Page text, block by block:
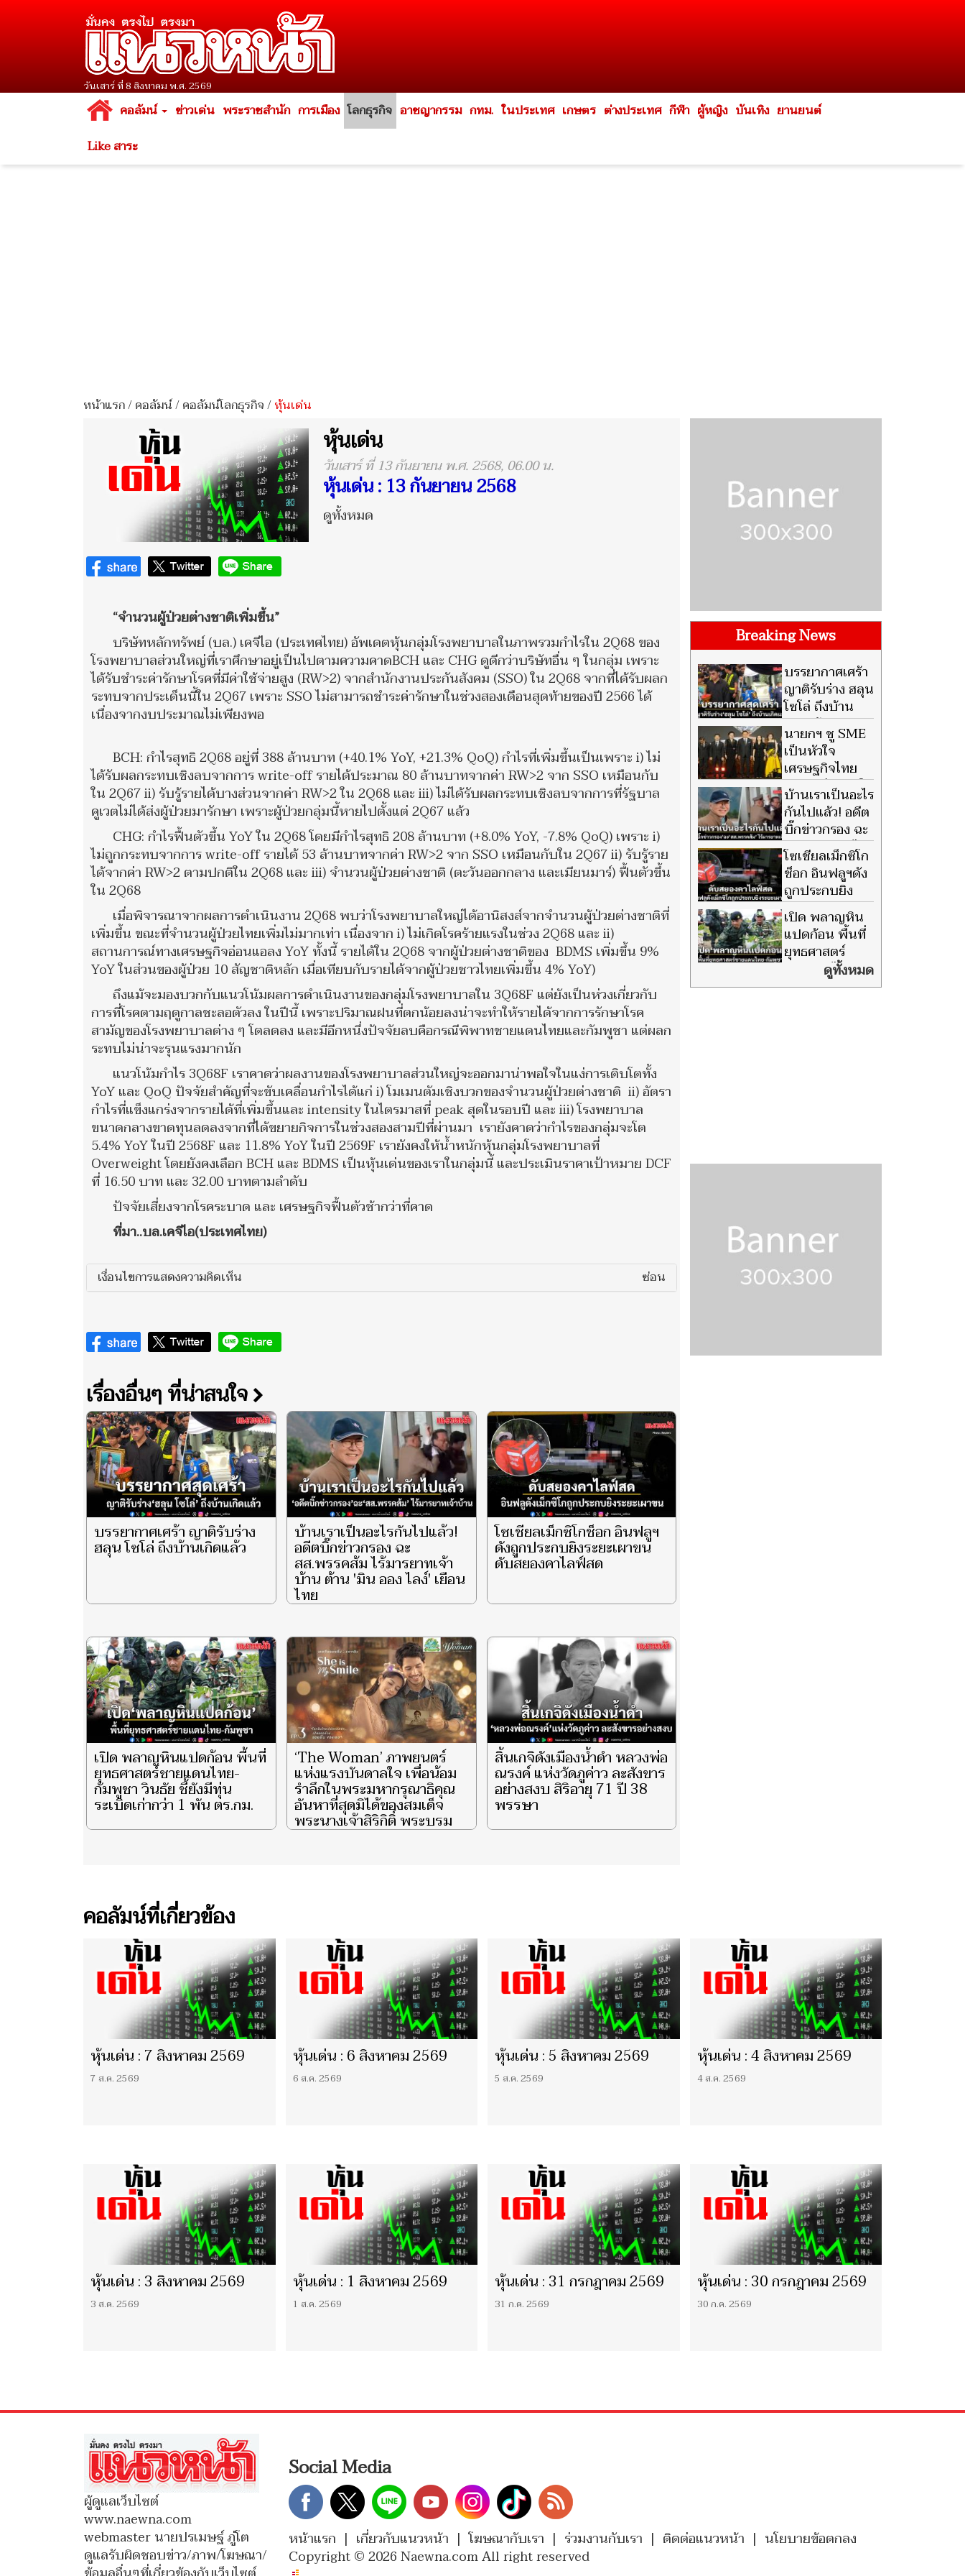
วันเสาร์ ที่ 8 สิงหาคม พ.ศ. 2569
คอลัมน์ ข่าวเด่น พระราชสำนัก การเมือง โลกธุรกิจ อาชญากรรม กทม. ในประเทศ เกษตร ต่างประเทศ กีฬา ผู้หญิง บันเทิง ยานยนต์
Like สาระ
หน้าแรก/คอลัมน์/คอลัมน์โลกธุรกิจ/หุ้นเด่น
หุ้นเด่น
วันเสาร์ ที่ 13 กันยายน พ.ศ. 2568, 06.00 น.
หุ้นเด่น : 13 กันยายน 2568
ดูทั้งหมด
“จำนวนผู้ป่วยต่างชาติเพิ่มขึ้น”
บริษัทหลักทรัพย์ (บล.) เคจีไอ (ประเทศไทย) อัพเดตหุ้นกลุ่มโรงพยาบาลในภาพรวมกำไรใน 2Q68 ของ
โรงพยาบาลส่วนใหญ่ที่เราศึกษาอยู่เป็นไปตามความคาดBCH และ CHG ดูดีกว่าบริษัทอื่น ๆ ในกลุ่ม เพราะ
ได้รับชำระค่ารักษาโรคที่มีค่าใช้จ่ายสูง (RW>2) จากสำนักงานประกันสังคม (SSO) ใน 2Q68 จากที่ได้รับผลก
ระทบจากประเด็นนี้ใน 2Q67 เพราะ SSO ไม่สามารถชำระค่ารักษาในช่วงสองเดือนสุดท้ายของปี 2566 ได้
เนื่องจากงบประมาณไม่เพียงพอ
BCH: กำไรสุทธิ 2Q68 อยู่ที่ 388 ล้านบาท (+40.1% YoY, +21.3% QoQ) กำไรที่เพิ่มขึ้นเป็นเพราะ i) ไม่
ได้รับผลกระทบเชิงลบจากการ write-off รายได้ประมาณ 80 ล้านบาทจากค่า RW>2 จาก SSO เหมือนกับ
ใน 2Q67 ii) รับรู้รายได้บางส่วนจากค่า RW>2 ใน 2Q68 และ iii) ไม่ได้รับผลกระทบเชิงลบจากการที่รัฐบาล
คูเวตไม่ได้ส่งผู้ป่วยมารักษา เพราะผู้ป่วยกลุ่มนี้หายไปตั้งแต่ 2Q67 แล้ว
CHG: กำไรฟื้นตัวขึ้น YoY ใน 2Q68 โดยมีกำไรสุทธิ 208 ล้านบาท (+8.0% YoY, -7.8% QoQ) เพราะ i)
ไม่ถูกกระทบจากการ write-off รายได้ 53 ล้านบาทจากค่า RW>2 จาก SSO เหมือนกับใน 2Q67 ii) รับรู้ราย
ได้จากค่า RW>2 ตามปกติใน 2Q68 และ iii) จำนวนผู้ป่วยต่างชาติ (ตะวันออกกลาง และเมียนมาร์) ฟื้นตัวขึ้น
ใน 2Q68
เมื่อพิจารณาจากผลการดำเนินงาน 2Q68 พบว่าโรงพยาบาลใหญ่ได้อานิสงส์จากจำนวนผู้ป่วยต่างชาติที่
เพิ่มขึ้น ขณะที่จำนวนผู้ป่วยไทยเพิ่มไม่มากเท่า เนื่องจาก i) ไม่เกิดโรคร้ายแรงในช่วง 2Q68 และ ii)
สถานการณ์ทางเศรษฐกิจอ่อนแอลง YoY ทั้งนี้ รายได้ใน 2Q68 จากผู้ป่วยต่างชาติของ BDMS เพิ่มขึ้น 9%
YoY ในส่วนของผู้ป่วย 10 สัญชาติหลัก เมื่อเทียบกับรายได้จากผู้ป่วยชาวไทยเพิ่มขึ้น 4% YoY)
ถึงแม้จะมองบวกกับแนวโน้มผลการดำเนินงานของกลุ่มโรงพยาบาลใน 3Q68F แต่ยังเป็นห่วงเกี่ยวกับ
การที่โรคตามฤดูกาลชะลอตัวลง ในปีนี้ เพราะปริมาณฝนที่ตกน้อยลงน่าจะทำให้รายได้จากการรักษาโรค
สามัญของโรงพยาบาลต่าง ๆ โตลดลง และมีอีกหนึ่งปัจจัยลบคือกรณีพิพาทชายแดนไทยและกัมพูชา แต่ผลก
ระทบไม่น่าจะรุนแรงมากนัก
แนวโน้มกำไร 3Q68F เราคาดว่าผลงานของโรงพยาบาลส่วนใหญ่จะออกมาน่าพอใจในแง่การเติบโตทั้ง
YoY และ QoQ ปัจจัยสำคัญที่จะขับเคลื่อนกำไรได้แก่ i) โมเมนตัมเชิงบวกของจำนวนผู้ป่วยต่างชาติ ii) อัตรา
กำไรที่แข็งแกร่งจากรายได้ที่เพิ่มขึ้นและ intensity ในไตรมาสที่ peak สุดในรอบปี และ iii) โรงพยาบาล
ขนาดกลางขาดทุนลดลงจากที่ได้ขยายกิจการในช่วงสองสามปีที่ผ่านมา เรายังคาดว่ากำไรของกลุ่มจะโต
5.4% YoY ในปี 2568F และ 11.8% YoY ในปี 2569F เรายังคงให้น้ำหนักหุ้นกลุ่มโรงพยาบาลที่
Overweight โดยยังคงเลือก BCH และ BDMS เป็นหุ้นเด่นของเราในกลุ่มนี้ และประเมินราคาเป้าหมาย DCF
ที่ 16.50 บาท และ 32.00 บาทตามลำดับ
ปัจจัยเสี่ยงจากโรคระบาด และ เศรษฐกิจฟื้นตัวช้ากว่าที่คาด
ที่มา..บล.เคจีไอ(ประเทศไทย)
เงื่อนไขการแสดงความคิดเห็น ซ่อน
เรื่องอื่นๆ ที่น่าสนใจ
บรรยากาศเศร้า ญาติรับร่าง
ฮลุน โซโล่ ถึงบ้านเกิดแล้ว
บ้านเราเป็นอะไรกันไปแล้ว!
อดีตบิ๊กข่าวกรอง ฉะ
สส.พรรคส้ม ไร้มารยาทเจ้า
บ้าน ต้าน 'มิน ออง ไลง์' เยือน
ไทย
โซเชียลเม็กซิโกช็อก อินฟลูฯ
ดังถูกประกบยิงระยะเผาขน
ดับสยองคาไลฟ์สด
เปิด พลาญหินแปดก้อน พื้นที่
ยุทธศาสตร์ชายแดนไทย-
กัมพูชา วินธัย ชี้ยังมีทุ่น
ระเบิดเก่ากว่า 1 พัน ตร.กม.
‘The Woman’ ภาพยนตร์
แห่งแรงบันดาลใจ เพื่อน้อม
รำลึกในพระมหากรุณาธิคุณ
อันหาที่สุดมิได้ของสมเด็จ
พระนางเจ้าสิริกิติ์ พระบรม
ราชินีนาถ พระบรมราชชนนี
สิ้นเกจิดังเมืองน้ำดำ หลวงพ่อ
ณรงค์ แห่งวัดภูค่าว ละสังขาร
อย่างสงบ สิริอายุ 71 ปี 38
พรรษา
Breaking News
บรรยากาศเศร้า
ญาติรับร่าง ฮลุน
โซโล่ ถึงบ้าน
เกิดแล้ว
นายกฯ ชู SME
เป็นหัวใจ
เศรษฐกิจไทย
พร้อมเป็น ลมใต้
ปีก ยกระดับขีดความสามารถ
แข่งขันเติบโตยั่งยืน
บ้านเราเป็นอะไร
กันไปแล้ว! อดีต
บิ๊กข่าวกรอง ฉะ
สส.พรรคส้ม ไร้
มารยาทเจ้าบ้าน ต้าน 'มิน ออง
ไลง์' เยือนไทย
โซเชียลเม็กซิโก
ช็อก อินฟลูฯดัง
ถูกประกบยิง
ระยะเผาขน ดับ
สยองคาไลฟ์สดเปิด พลาญหิน
แปดก้อน พื้นที่
ยุทธศาสตร์
ชายแดนไทย-
กัมพูชา วินธัย ชี้ยังมีทุ่นระเบิด
ดูทั้งหมด
คอลัมน์ที่เกี่ยวข้อง
หุ้นเด่น : 7 สิงหาคม 2569
7 ส.ค. 2569
หุ้นเด่น : 6 สิงหาคม 2569
6 ส.ค. 2569
หุ้นเด่น : 5 สิงหาคม 2569
5 ส.ค. 2569
หุ้นเด่น : 4 สิงหาคม 2569
4 ส.ค. 2569
หุ้นเด่น : 3 สิงหาคม 2569
3 ส.ค. 2569
หุ้นเด่น : 1 สิงหาคม 2569
1 ส.ค. 2569
หุ้นเด่น : 31 กรกฎาคม 2569
31 ก.ค. 2569
หุ้นเด่น : 30 กรกฎาคม 2569
30 ก.ค. 2569
ผู้ดูแลเว็บไซต์
www.naewna.com
webmaster นายปรเมษฐ์ ภู่โต
ดูแลรับผิดชอบข่าว/ภาพ/โฆษณา/
Social Media
หน้าแรก | เกี่ยวกับแนวหน้า | โฆษณากับเรา | ร่วมงานกับเรา | ติดต่อแนวหน้า | นโยบายข้อตกลง
Copyright © 2026 Naewna.com All right reserved